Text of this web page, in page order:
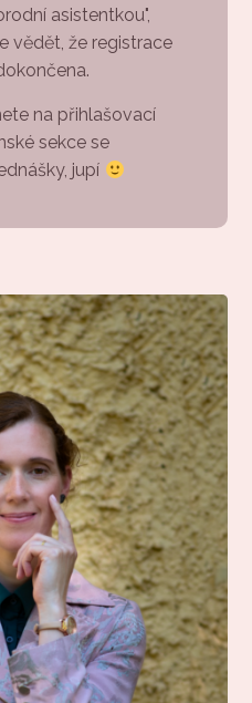
asistentkou",
vědět, že registrace
na přihlašovací
sekce se
jupí